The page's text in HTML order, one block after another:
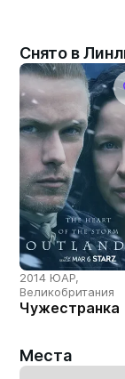
Снято в
2014 ЮАР,
Великобритания
Чужестранка
Места